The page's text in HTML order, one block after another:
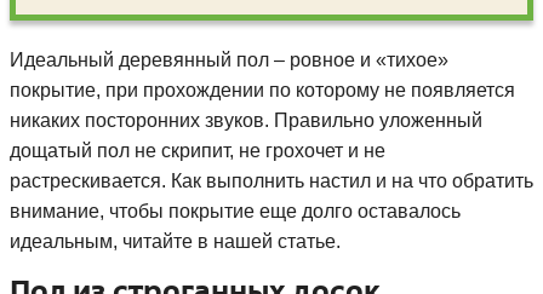
Идеальный деревянный пол – ровное и «тихое»
покрытие, при прохождении по которому не появляется
никаких посторонних звуков. Правильно уложенный
дощатый пол не скрипит, не грохочет и не
растрескивается. Как выполнить настил и на что обратить
внимание, чтобы покрытие еще долго оставалось
идеальным, читайте в нашей статье.